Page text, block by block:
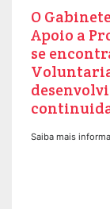
O
Apoio a
se
Saiba mais